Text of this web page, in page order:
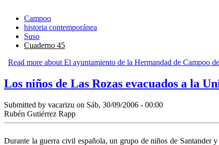
Campoo
historia contemporánea
Suso
Cuaderno 45
Read more about El ayuntamiento de la Hermandad de Campoo
Los niños de Las Rozas evacuados a la
Submitted by vacarizu on Sáb, 30/09/2006 - 00:00
Rubén Gutiérrez Rapp
Durante la guerra civil española, un grupo de niños de Santander